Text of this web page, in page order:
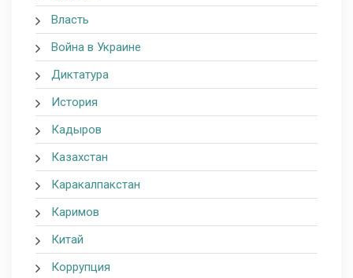
Власть
Война в Украине
Диктатура
История
Кадыров
Казахстан
Каракалпакстан
Каримов
Китай
Коррупция